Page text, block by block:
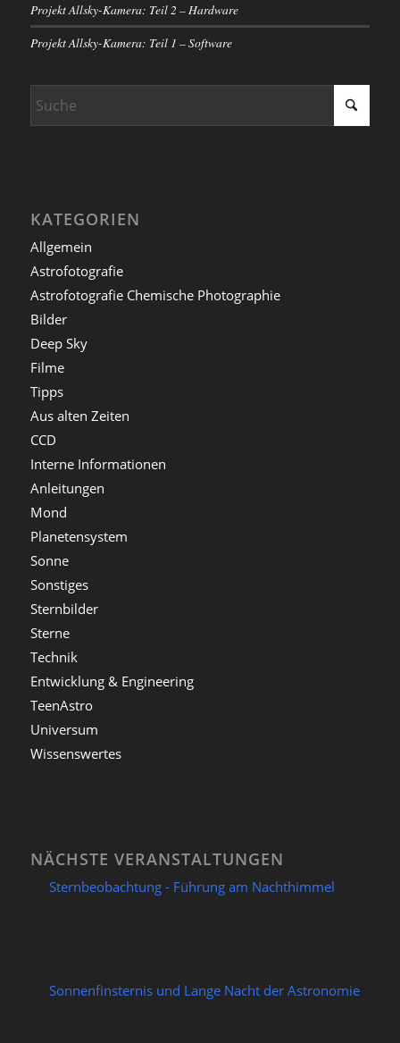
Projekt Allsky-Kamera: Teil 2 – Hardware
Projekt Allsky-Kamera: Teil 1 – Software
KATEGORIEN
Allgemein
Astrofotografie
Astrofotografie Chemische Photographie
Bilder
Deep Sky
Filme
Tipps
Aus alten Zeiten
CCD
Interne Informationen
Anleitungen
Mond
Planetensystem
Sonne
Sonstiges
Sternbilder
Sterne
Technik
Entwicklung & Engineering
TeenAstro
Universum
Wissenswertes
NÄCHSTE VERANSTALTUNGEN
Sternbeobachtung - Führung am Nachthimmel
Sonnenfinsternis und Lange Nacht der Astronomie